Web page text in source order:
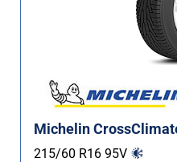
Michelin
215/60 R16 95V